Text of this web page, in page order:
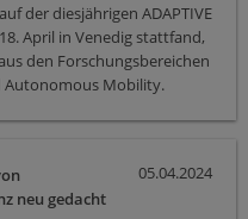
der diesjährigen ADAPTIVE
April in Venedig stattfand,
den Forschungsbereichen
Autonomous Mobility.
05.04.2024
neu gedacht